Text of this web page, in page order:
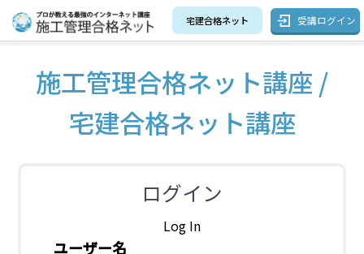
宅建合格ネット 受講ログイン
施工管理合格ネット講座 /
宅建合格ネット講座
ログイン
Log In
ユーザー名